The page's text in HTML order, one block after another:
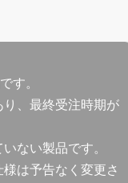
す。
、最終受注時期が
ない製品です。
は予告なく変更さ